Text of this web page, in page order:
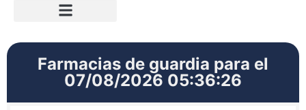
Farmacias de guardia para el
07/08/2026 05:36:26